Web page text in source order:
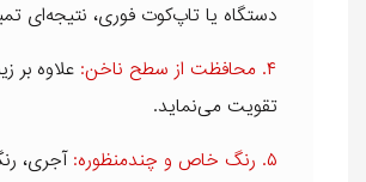
دستگاه یا تاپ‌کوت فوری، نتیجه‌ای
۴. محافظت از سطح ناخن:
علاوه
تقویت می‌نماید.
۵. رنگ خاص و چندمنظوره:
آجری،